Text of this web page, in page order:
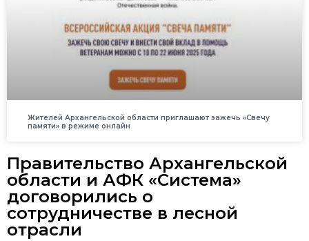
Жителей Архангельской области приглашают зажечь «Свечу
памяти» в режиме онлайн
Правительство Архангельской
области и АФК «Система»
договорились о
сотрудничестве в лесной
отрасли